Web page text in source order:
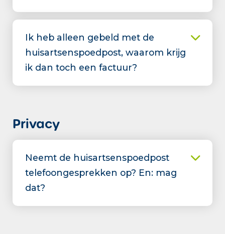
Ik heb alleen gebeld met de
huisartsenspoedpost, waarom krijg
ik dan toch een factuur?
Privacy
Neemt de huisartsenspoedpost
telefoongesprekken op? En: mag
dat?